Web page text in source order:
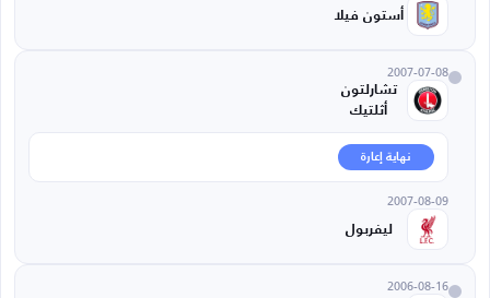
أستون فيلا
2007-07-08
تشارلتون
أثلتيك
نهاية إعارة
2007-08-09
ليفربول
2006-08-16